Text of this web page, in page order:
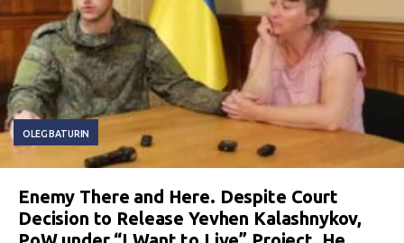
OLEG BATURIN
Enemy There and Here. Despite Court
Decision to Release Yevhen Kalashnykov,